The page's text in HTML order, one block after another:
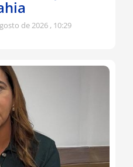
de 2026 10:29